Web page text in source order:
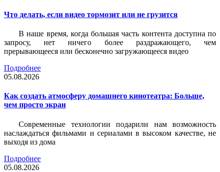
Что делать, если видео тормозит или не грузится
В наше время, когда большая часть контента доступна по
запросу, нет ничего более раздражающего, чем
прерывающееся или бесконечно загружающееся видео
Подробнее
05.08.2026
Как создать атмосферу домашнего кинотеатра: Больше,
чем просто экран
Современные технологии подарили нам возможность
наслаждаться фильмами и сериалами в высоком качестве, не
выходя из дома
Подробнее
05.08.2026